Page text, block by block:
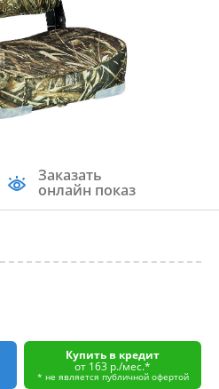
Заказать
онлайн показ
Купить в кредит
от 163 р./мес.*
* не является публичной офертой